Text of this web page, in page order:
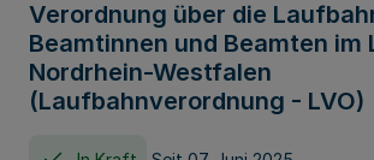
Verordnung über die
Beamtinnen und Beamten im
Nordrhein-Westfalen
(Laufbahnverordnung - LVO)